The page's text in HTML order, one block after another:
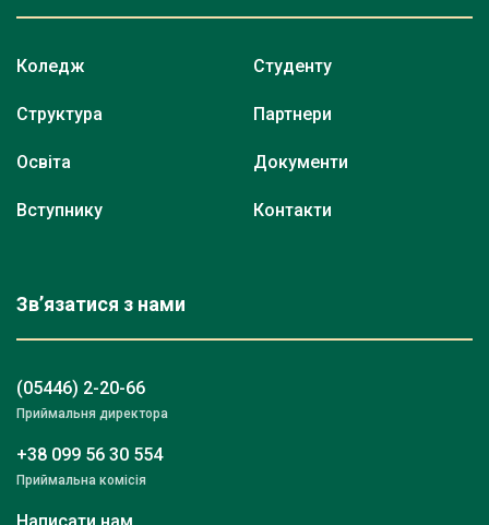
Коледж
Структура
Освіта
Вступнику
Студенту
Партнери
Документи
Контакти
Зв’язатися з нами
(05446) 2-20-66
Приймальня директора
+38 099 56 30 554
Приймальна комісія